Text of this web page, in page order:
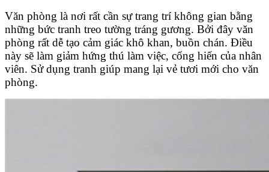
Văn phòng là nơi rất cần sự trang trí không gian bằng
những bức tranh treo tường tráng gương. Bởi đây văn
phòng rất dễ tạo cảm giác khô khan, buồn chán. Điều
này sẽ làm giảm hứng thú làm việc, cống hiến của nhân
viên. Sử dụng tranh giúp mang lại vẻ tươi mới cho văn
phòng.